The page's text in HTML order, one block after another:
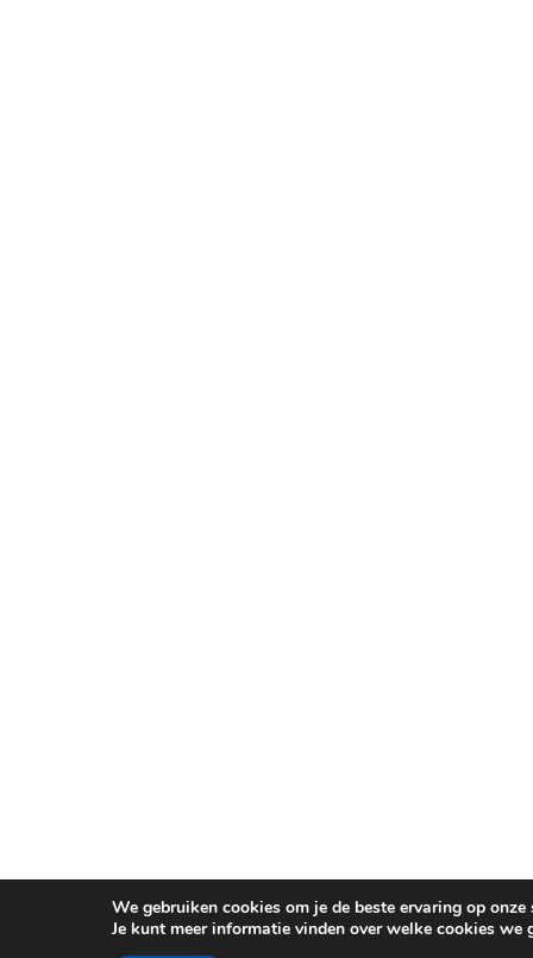
We gebruiken cookies om je de beste ervaring op onze
Je kunt meer informatie vinden over welke cookies